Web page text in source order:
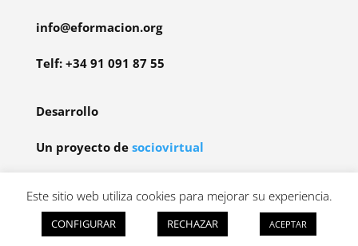
info@eformacion.org
Telf: +34 91 091 87 55
Desarrollo
Un proyecto de sociovirtual
Este sitio web utiliza cookies para mejorar su experiencia.
CONFIGURAR RECHAZAR ACEPTAR